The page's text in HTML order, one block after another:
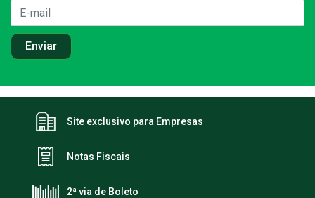
Site exclusivo para Empresas
Notas Fiscais
2ª via de Boleto